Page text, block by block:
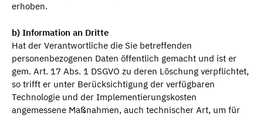
erhoben.
b) Information an Dritte
Hat der Verantwortliche die Sie betreffenden
personenbezogenen Daten öffentlich gemacht und ist er
gem. Art. 17 Abs. 1 DSGVO zu deren Löschung verpflichtet,
so trifft er unter Berücksichtigung der verfügbaren
Technologie und der Implementierungskosten
angemessene Maßnahmen, auch technischer Art, um für